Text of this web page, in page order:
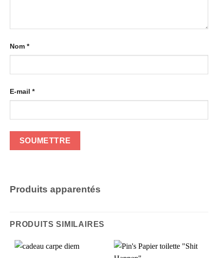
Nom *
E-mail *
Produits apparentés
PRODUITS SIMILAIRES